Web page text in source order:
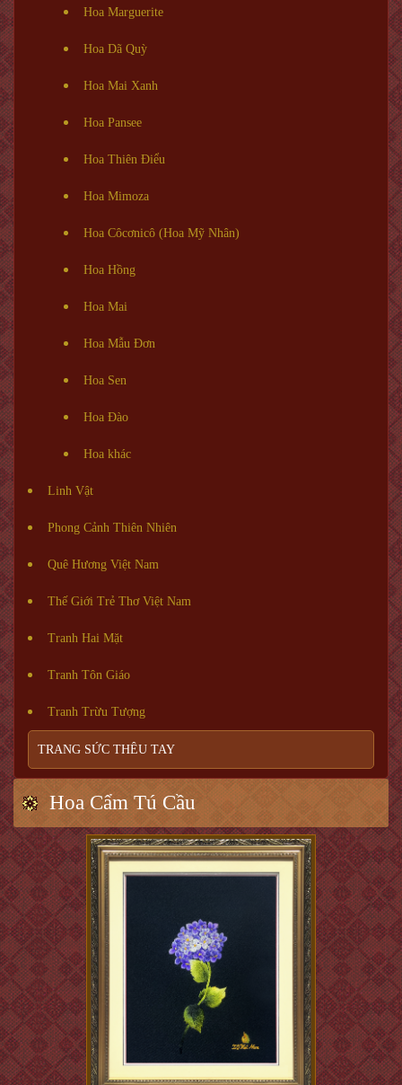
Hoa Marguerite
Hoa Dã Quỳ
Hoa Mai Xanh
Hoa Pansee
Hoa Thiên Điểu
Hoa Mimoza
Hoa Côcơnicô (Hoa Mỹ Nhân)
Hoa Hồng
Hoa Mai
Hoa Mẫu Đơn
Hoa Sen
Hoa Đào
Hoa khác
Linh Vật
Phong Cảnh Thiên Nhiên
Quê Hương Việt Nam
Thế Giới Trẻ Thơ Việt Nam
Tranh Hai Mặt
Tranh Tôn Giáo
Tranh Trừu Tượng
TRANG SỨC THÊU TAY
Hoa Cẩm Tú Cầu